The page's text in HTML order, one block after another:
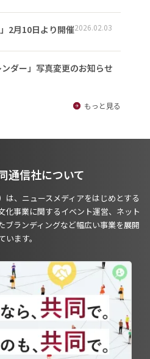
2月10日より開催2026.02.03
ンダー」写真変更のお知らせ
もっと見る
通信社について
は、ニュースメディアをはじめとする
化事業に関するイベント運営、ネット
ブランディングなど幅広い事業を展開
います。